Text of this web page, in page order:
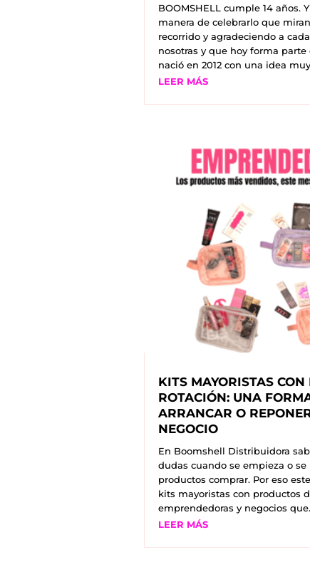
BOOMSHELL cumple 14 años.
manera de celebrarlo que
recorrido y agradeciendo a
nosotras y que hoy forma parte
nació en 2012 con una idea
LEER MÁS
KITS MAYORISTAS
ROTACIÓN: UNA
ARRANCAR O
NEGOCIO
En Boomshell Distribuidora
dudas cuando se empieza o
productos comprar. Por eso
kits mayoristas con productos
emprendedoras y negocios
LEER MÁS